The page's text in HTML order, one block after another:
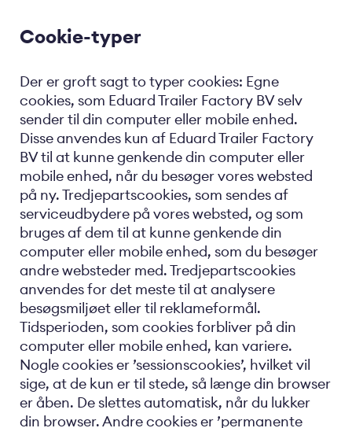
Cookie-typer
Der er groft sagt to typer cookies: Egne
cookies, som Eduard Trailer Factory BV selv
sender til din computer eller mobile enhed.
Disse anvendes kun af Eduard Trailer Factory
BV til at kunne genkende din computer eller
mobile enhed, når du besøger vores websted
på ny. Tredjepartscookies, som sendes af
serviceudbydere på vores websted, og som
bruges af dem til at kunne genkende din
computer eller mobile enhed, som du besøger
andre websteder med. Tredjepartscookies
anvendes for det meste til at analysere
besøgsmiljøet eller til reklameformål.
Tidsperioden, som cookies forbliver på din
computer eller mobile enhed, kan variere.
Nogle cookies er ’sessionscookies’, hvilket vil
sige, at de kun er til stede, så længe din browser
er åben. De slettes automatisk, når du lukker
din browser. Andre cookies er ’permanente